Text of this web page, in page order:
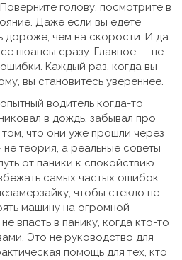
голову, посмотрите в
Даже если вы едете
дороже, чем на скорости. И да
нюансы сразу. Главное — не
Каждый раз, когда вы
вы становитесь увереннее.
водитель когда-то
в дождь, забывал про
что они уже прошли через
теория, а реальные советы
от паники к спокойствию.
самых частых ошибок
чтобы стекло не
машину на огромной
впасть в панику, когда кто-то
Это не руководство для
помощь для тех, кто